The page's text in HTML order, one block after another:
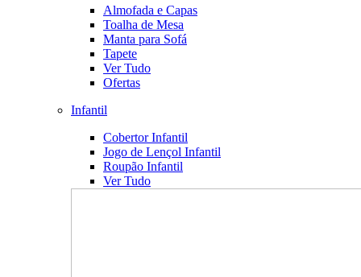
Almofada e Capas
Toalha de Mesa
Manta para Sofá
Tapete
Ver Tudo
Ofertas
Infantil
Cobertor Infantil
Jogo de Lençol Infantil
Roupão Infantil
Ver Tudo